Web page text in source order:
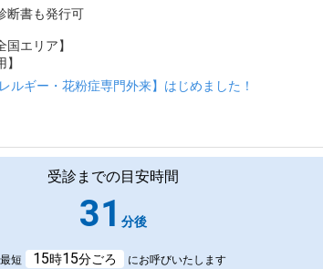
断書も発行可
国エリア】
レルギー・花粉症専門外来】はじめました！
受診までの目安時間
31 分後
最短 15時15分ごろ にお呼びいたします